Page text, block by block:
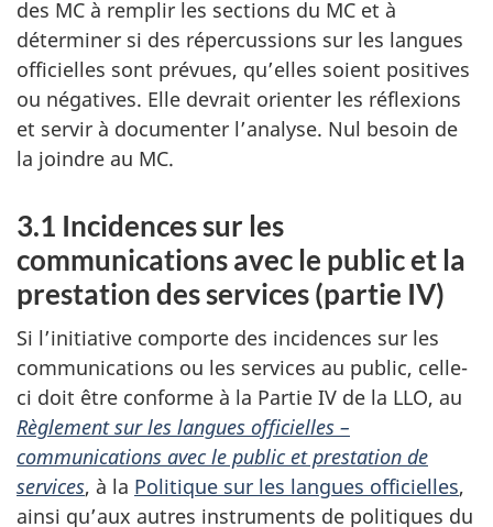
des MC à remplir les sections du MC et à
déterminer si des répercussions sur les langues
officielles sont prévues, qu’elles soient positives
ou négatives. Elle devrait orienter les réflexions
et servir à documenter l’analyse. Nul besoin de
la joindre au MC.
3.1 Incidences sur les
communications avec le public et la
prestation des services (partie IV)
Si l’initiative comporte des incidences sur les
communications ou les services au public, celle-
ci doit être conforme à la Partie IV de la LLO, au
Règlement sur les langues officielles –
communications avec le public et prestation de
services, à la Politique sur les langues officielles,
ainsi qu’aux autres instruments de politiques du